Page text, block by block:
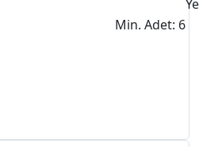
Min. Adet: 6